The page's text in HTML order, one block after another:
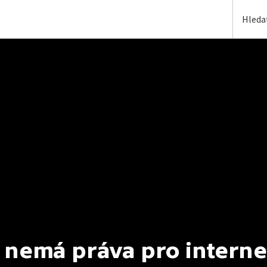
nemá práva pro